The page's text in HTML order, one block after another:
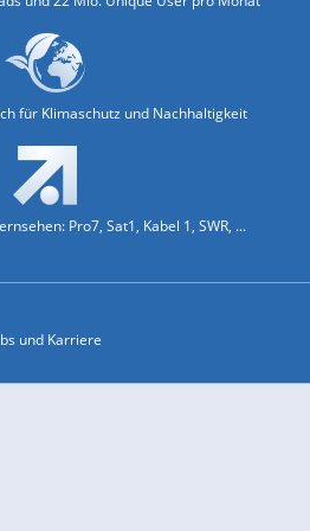
für Klimaschutz und Nachhaltigkeit
Pro7, Sat1, Kabel 1, SWR, ...
und Karriere